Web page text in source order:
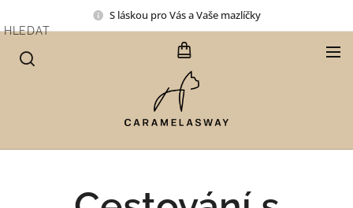
S láskou pro Vás a Vaše mazlíčky
HLEDAT